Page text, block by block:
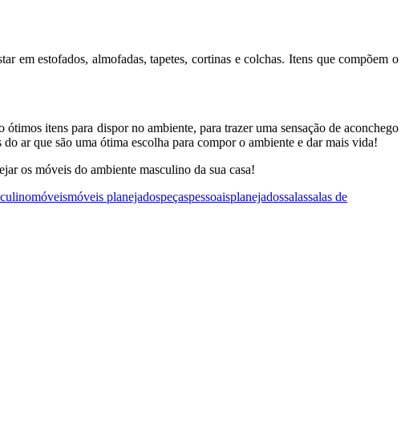
em estofados, almofadas, tapetes, cortinas e colchas. Itens que compõem o
itens para dispor no ambiente, para trazer uma sensação de aconchego
ar que são uma ótima escolha para compor o ambiente e dar mais vida!
os móveis do ambiente masculino da sua casa!
móveismóveis planejadospeçaspessoaisplanejadossalassalas de